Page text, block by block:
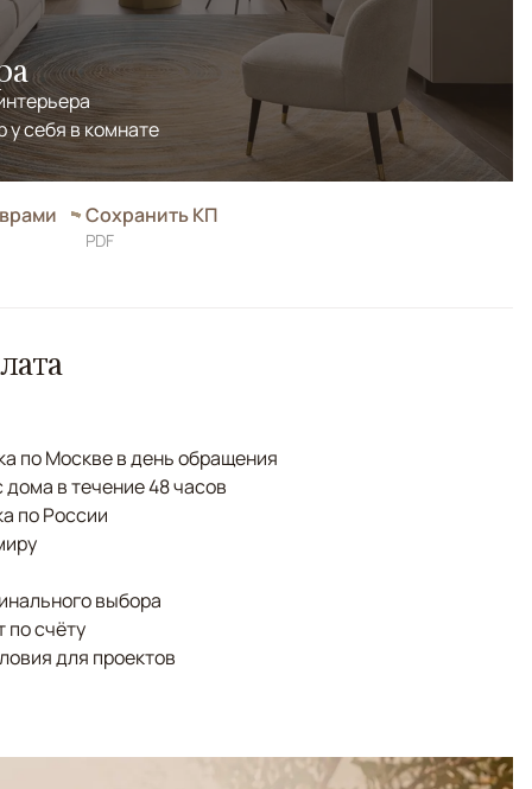
у себя в комнате
Сохранить КП
PDF
по Москве в день обращения
в течение 48 часов
по России
выбора
по счёту
для проектов